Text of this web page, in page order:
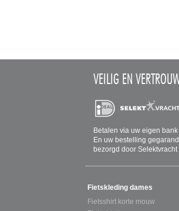
VEILIG EN
Betalen via uw eigen
En uw bestelling
bezorgd door Selektvracht
SITEMAP
Fietskleding dames
Fietsshirt korte mouw